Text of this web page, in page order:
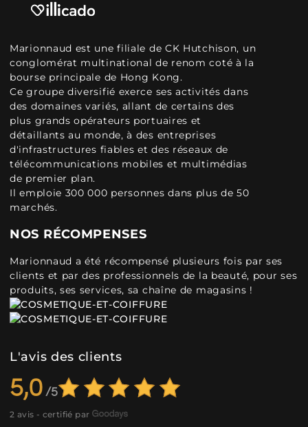
Marionnaud est une filiale de CK Hutchison, un
conglomérat multinational de renom coté à la
bourse principale de Hong Kong.
Ce groupe diversifié exerce ses activités dans
des domaines variés, allant de certains des
plus grands opérateurs portuaires et
détaillants au monde, à des entreprises
d'infrastructures fiables et des réseaux de
télécommunications mobiles et multimédias
de premier plan.
Il emploie 300 000 personnes dans plus de 50
marchés.
NOS RÉCOMPENSES
Marionnaud a été récompensé plusieurs fois par ses
clients et par des professionnels de la beauté, pour ses
produits, ses services, sa chaîne de magasins !
L'avis des clients
5,0
2 avis - certifié par